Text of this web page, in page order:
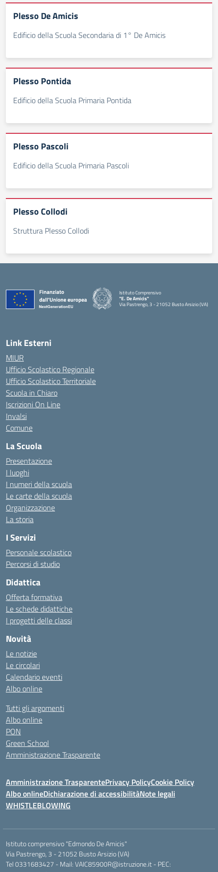
Plesso De Amicis
Edificio della Scuola Secondaria di 1° De Amicis
Plesso Pontida
Edificio della Scuola Primaria Pontida
Plesso Pascoli
Edificio della Scuola Primaria Pascoli
Plesso Collodi
Struttura Plesso Collodi
Istituto Comprensivo
"E. De Amicis"
Via Pastrengo, 3 - 21052 Busto Arsizio (VA)
Link Esterni
MIUR
Ufficio Scolastico Regionale
Ufficio Scolastico Territoriale
Scuola in Chiaro
Iscrizioni On Line
Invalsi
Comune
La Scuola
Presentazione
I luoghi
I numeri della scuola
Le carte della scuola
Organizzazione
La storia
I Servizi
Personale scolastico
Percorsi di studio
Didattica
Offerta formativa
Le schede didattiche
I progetti delle classi
Novità
Le notizie
Le circolari
Calendario eventi
Albo online
Tutti gli argomenti
Albo online
PON
Green School
Amministrazione Trasparente
Amministrazione TrasparentePrivacy PolicyCookie Policy
Albo onlineDichiarazione di accessibilitàNote legali
WHISTLEBLOWING
Istituto comprensivo "Edmondo De Amicis"
Via Pastrengo, 3 - 21052 Busto Arsizio (VA)
Tel 0331683427 - Mail: VAIC85900R@istruzione.it - PEC: